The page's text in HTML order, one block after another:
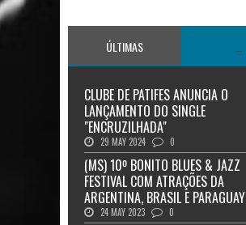
ÚLTIMAS
CLUBE DE PATIFES ANUNCIA O
LANÇAMENTO DO SINGLE
"ENCRUZILHADA"
29 MAY 2024 0
(MS) 10º BONITO BLUES & JAZZ
FESTIVAL COM ATRAÇÕES DA
ARGENTINA, BRASIL E PARAGUAY
24 MAY 2023 0